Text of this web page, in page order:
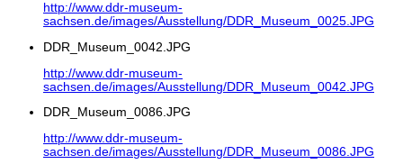
http://www.ddr-museum-
sachsen.de/images/Ausstellung/DDR_Museum_0025.JPG
DDR_Museum_0042.JPG
http://www.ddr-museum-
sachsen.de/images/Ausstellung/DDR_Museum_0042.JPG
DDR_Museum_0086.JPG
http://www.ddr-museum-
sachsen.de/images/Ausstellung/DDR_Museum_0086.JPG